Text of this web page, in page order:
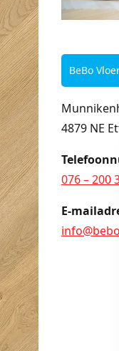
BeBo
4879 NE
076 – 200
E-